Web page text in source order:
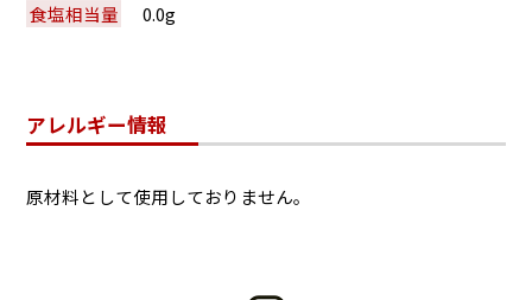
食塩相当量
0.0g
アレルギー情報
原材料として使用しておりません。